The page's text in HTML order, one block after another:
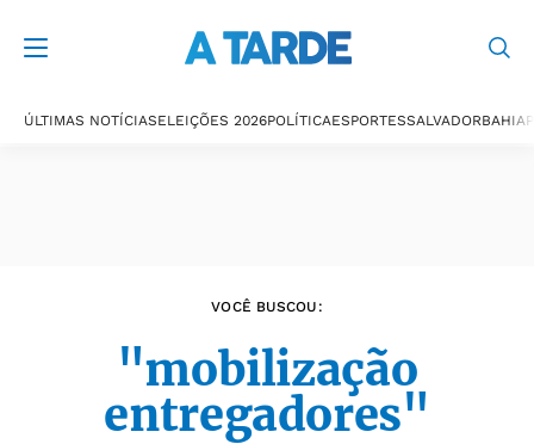
ÚLTIMAS NOTÍCIASELEIÇÕES 2026POLÍTICAESPORTESSALVADORBAHIA
VOCÊ BUSCOU:
"mobilização
entregadores"